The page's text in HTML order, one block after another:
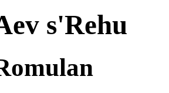
s'Rehu